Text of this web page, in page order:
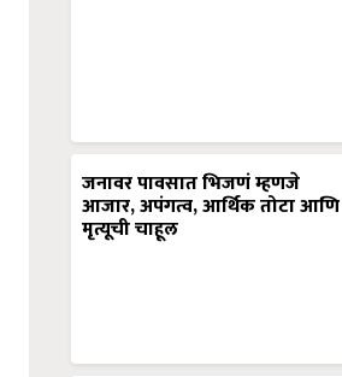
जनावर पावसात भिजणं म्हणजे
आजार, अपंगत्व, आर्थिक तोटा आणि
मृत्यूची चाहूल